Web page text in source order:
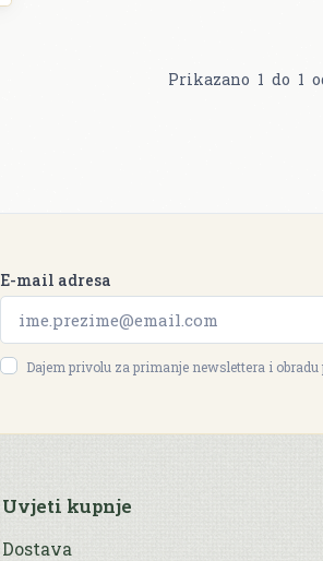
Prikazano 1 do 1
E-mail adresa
Dajem privolu za primanje newslettera i obradu
Uvjeti kupnje
Dostava